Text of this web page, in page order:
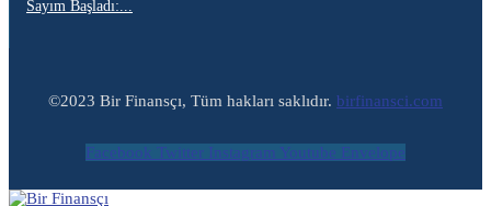
Sayım Başladı:...
©2023 Bir Finansçı, Tüm hakları saklıdır. birfinansci.com
Facebook Twitter Instagram Youtube Envelope